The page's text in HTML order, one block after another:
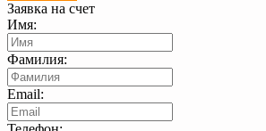
Заявка на счет
Имя:
Фамилия:
Email: